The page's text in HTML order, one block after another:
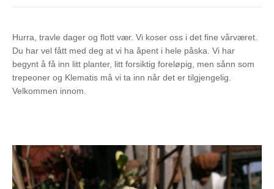
Hurra, travle dager og flott vær. Vi koser oss i det fine vårværet.
Du har vel fått med deg at vi ha åpent i hele påska. Vi har
begynt å få inn litt planter, litt forsiktig foreløpig, men sånn som
trepeoner og Klematis må vi ta inn når det er tilgjengelig.
Velkommen innom.